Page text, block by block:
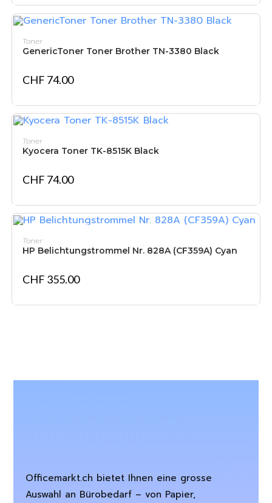
Toner
GenericToner Toner Brother TN-3380 Black
CHF 74.00
Toner
Kyocera Toner TK-8515K Black
CHF 74.00
Toner
HP Belichtungstrommel Nr. 828A (CF359A) Cyan
CHF 355.00
Officemarkt.ch bietet Ihnen eine grosse
Auswahl an Bürobedarf – von Papier,